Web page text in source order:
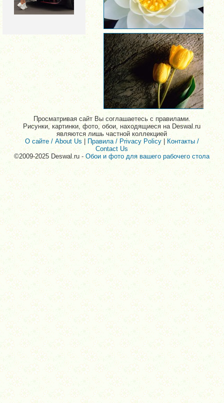
Просматривая сайт Вы соглашаетесь с правилами.
Рисунки, картинки, фото, обои, находящиеся на Deswal.ru
являются лишь частной коллекцией
О сайте / About Us
Правила / Privacy Policy|Контакты /
Contact Us
©2009-2025 Deswal.ru -Обои и фото для вашего рабочего стола